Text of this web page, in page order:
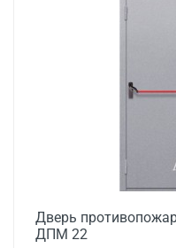
Дверь
ДПМ 22